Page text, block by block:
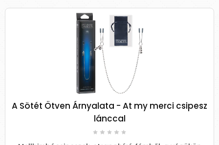
A Sötét Ötven Árnyalata - At my merci csipesz
lánccal